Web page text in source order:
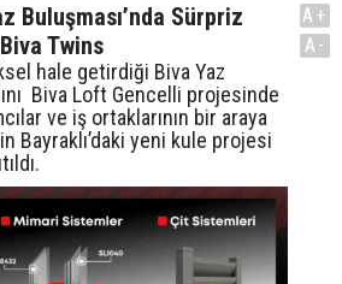
Buluşması’nda Sürpriz
Twins
hale getirdiği Biva Yaz
Biva Loft Gencelli projesinde
ve iş ortaklarının bir araya
Bayraklı’daki yeni kule projesi
A+
A-